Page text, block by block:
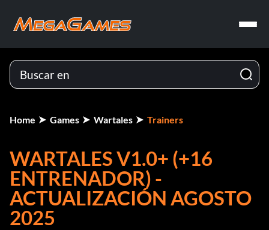
Home Games Wartales Trainers
WARTALES V1.0+ (+16
ENTRENADOR) -
ACTUALIZACIÓN AGOSTO
2025